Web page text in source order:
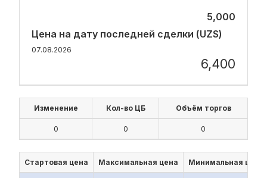
5,000
Цена на дату последней сделки (UZS)
07.08.2026
6,400
Изменение Кол-во ЦБ Объём торгов
0 0 0
Стартовая цена Максимальная цена Минимальная цена